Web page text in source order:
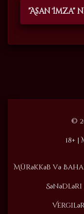
"Asan İmza"
Mürəkkəb və
Sənədləri
©
18+